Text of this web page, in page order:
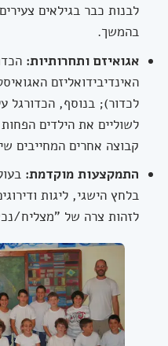
לבנות כבר בגילאים
בהמשך.
אגואיזם ותחרותיות:
האינדיבידואליזם
לכדור); בנוסף, הכדורגל
לשוליים את הילדים
קבוצה אחרים המחייבים
התמקצעות מוקדמת:
בלחץ הישגי, ליגות
לזהות צרה של "מצליח/